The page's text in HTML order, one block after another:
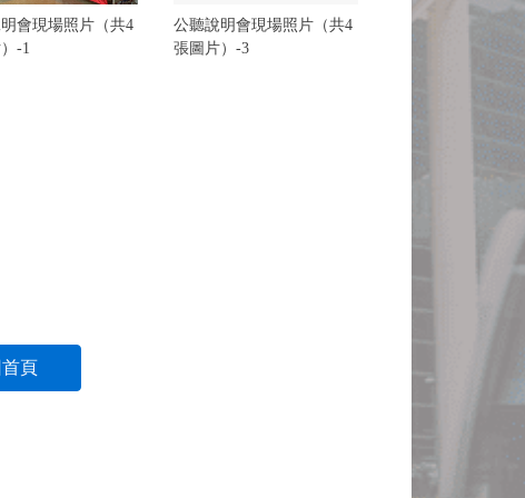
會現場照片（共4
-1
公聽說明會現場照片（共4
張圖片）-3
首頁